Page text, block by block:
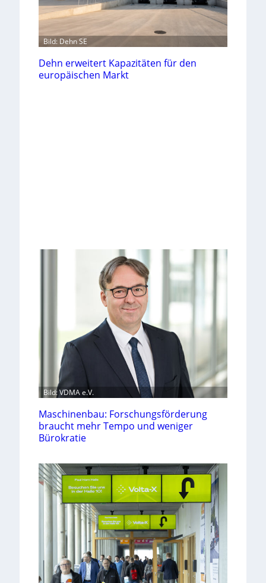
Bild: Dehn SE
Dehn erweitert Kapazitäten für den
europäischen Markt
Bild: VDMA e.V.
Maschinenbau: Forschungsförderung
braucht mehr Tempo und weniger
Bürokratie